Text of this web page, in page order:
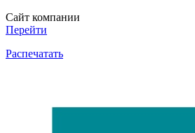
Сайт компании
Перейти
Распечатать